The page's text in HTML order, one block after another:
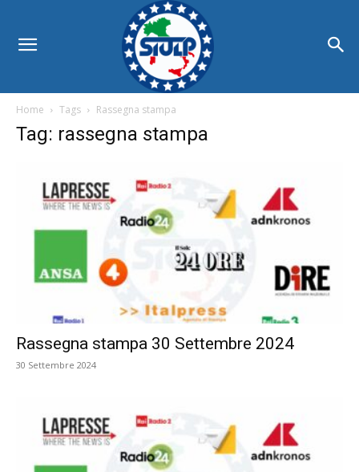
Home Tags Rassegna stampa
Tag: rassegna stampa
Rassegna stampa 30 Settembre 2024
30 Settembre 2024